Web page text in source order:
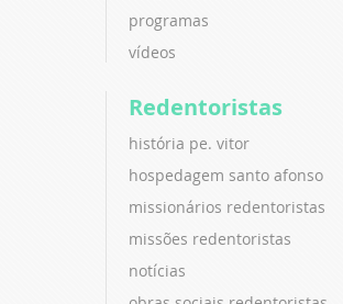
programas
vídeos
Redentoristas
história pe. vitor
hospedagem santo afonso
missionários redentoristas
missões redentoristas
notícias